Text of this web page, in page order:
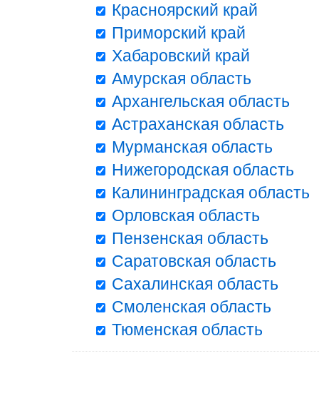
Красноярский край
Приморский край
Хабаровский край
Амурская область
Архангельская область
Астраханская область
Мурманская область
Нижегородская область
Калининградская область
Орловская область
Пензенская область
Саратовская область
Сахалинская область
Смоленская область
Тюменская область